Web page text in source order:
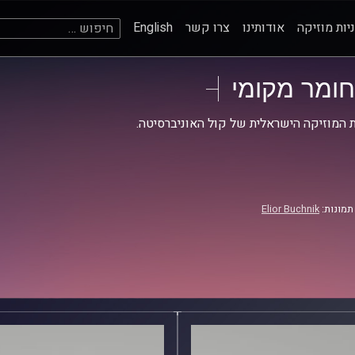
מוזיקה אודותינו צרו קשר English חיפוש:
חומר מקומי
המוזיקה הישראלית של קול האוניברסיטה.
Elior Buchnik